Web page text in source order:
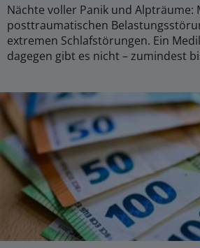
Nächte voller Panik und Alpträume:
posttraumatischen
extremen Schlafstörungen. Ein
dagegen gibt es nicht – zumindest